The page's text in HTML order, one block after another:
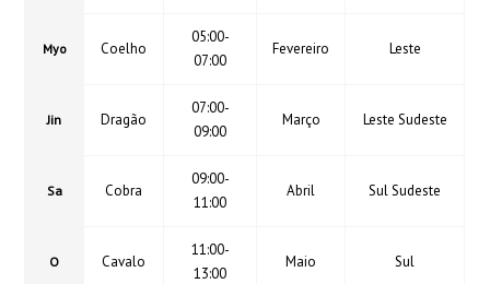
Myo Coelho
05:00-
07:00
Fevereiro Leste
Jin Dragão
07:00-
09:00
Março Leste Sudeste
Sa Cobra
09:00-
11:00
Abril Sul Sudeste
O Cavalo
11:00-
13:00
Maio Sul